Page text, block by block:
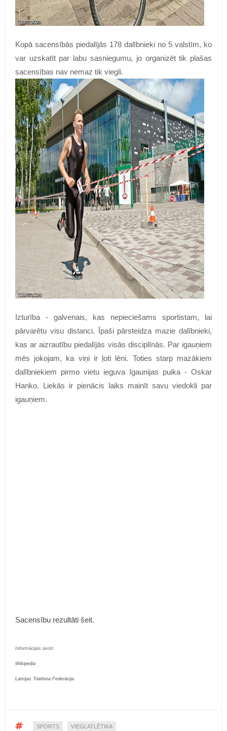
Kopā sacensībās piedalījās 178 dalībnieki no 5 valstīm, ko
var uzskatīt par labu sasniegumu, jo organizēt tik plašas
sacensības nav nemaz tik viegli.
Izturība - galvenais, kas nepieciešams sportistam, lai
pārvarētu visu distanci. Īpaši pārsteidza mazie dalībnieki,
kas ar aizrautību piedalījās visās disciplīnās. Par igauņiem
mēs jokojam, ka viņi ir ļoti lēni. Toties starp mazākiem
dalībniekiem pirmo vietu ieguva Igaunijas puika - Oskar
Hanko. Liekās ir pienācis laiks mainīt savu viedokli par
igauņiem.
Sacensību rezultāti šeit.
Informācijas avoti:
Wikipedia
Latvijas Triatlona Federācija
SPORTS VIEGLATLĒTIKA